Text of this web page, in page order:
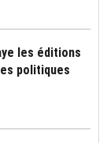
les éditions
politiques